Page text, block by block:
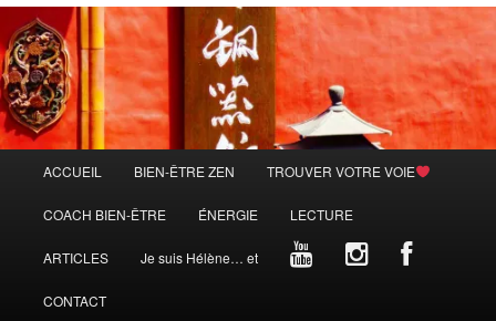
principal
ACCUEIL BIEN-ÊTRE ZEN TROUVER VOTRE VOIE
COACH BIEN-ÊTRE ÉNERGIE LECTURE
ARTICLES Je suis Hélène… et
CONTACT